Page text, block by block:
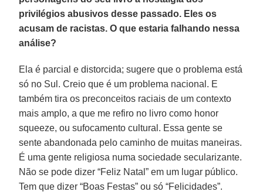
privilégios abusivos desse passado. Eles os
acusam de racistas. O que estaria falhando nessa
análise?
Ela é parcial e distorcida; sugere que o problema está
só no Sul. Creio que é um problema nacional. E
também tira os preconceitos raciais de um contexto
mais amplo, a que me refiro no livro como honor
squeeze, ou sufocamento cultural. Essa gente se
sente abandonada pelo caminho de muitas maneiras.
É uma gente religiosa numa sociedade secularizante.
Não se pode dizer “Feliz Natal” em um lugar público.
Tem que dizer “Boas Festas” ou só “Felicidades”.